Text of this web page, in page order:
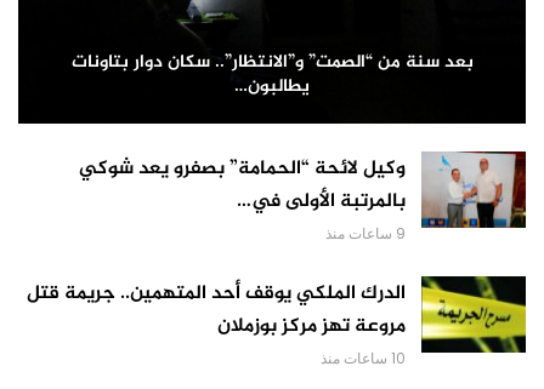
بعد سنة من “الصمت” و”الانتظار”.. سكان دوار بتاونات
يطالبون…
وكيل لائحة “الحمامة” بصفرو يعد شوكي
بالمرتبة الأولى في…
9 ساعات منذ
الدرك الملكي يوقف أحد المتهمين.. جريمة قتل
مروعة تهز مركز بوزملان
10 ساعات منذ